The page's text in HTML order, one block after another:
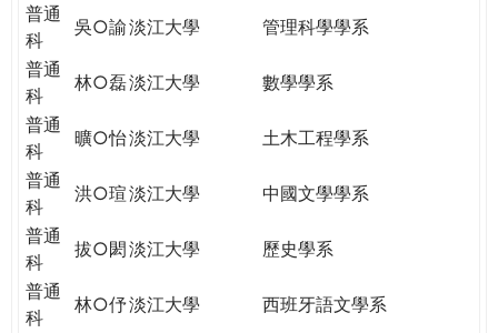
普通
科
吳○諭淡江大學
管理科學學系
普通
科
林○磊淡江大學
數學學系
普通
科
曠○怡淡江大學
土木工程學系
普通
科
洪○瑄淡江大學
中國文學學系
普通
科
拔○閎淡江大學
歷史學系
普通
科
林○伃淡江大學
西班牙語文學系